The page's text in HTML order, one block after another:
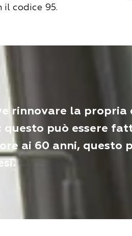
il codice 95.
rinnovare la propria
può essere
ai 60 anni, questo